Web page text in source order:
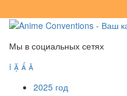
Мы в социальных сетях
   
2025 год